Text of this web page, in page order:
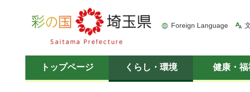
彩の国 埼玉県
Foreign Language
トップページ くらし・環境 健康・福